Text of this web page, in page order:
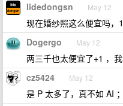
lidedongsn May 12
现在婚纱照这么便宜吗
Dogergo May 12
两三千也太便宜了+1 ，
cz5424 May 12
是 P 太多了，真不如 AI